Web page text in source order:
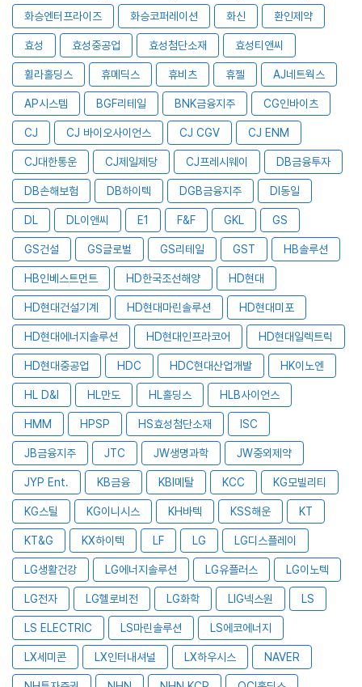
화승엔터프라이즈 화승코퍼레이션 화신 환인제약
효성 효성중공업 효성첨단소재 효성티앤씨
휠라홀딩스 휴메딕스 휴비츠 휴젤 AJ네트웍스
AP시스템 BGF리테일 BNK금융지주 CG인바이츠
CJ CJ 바이오사이언스 CJ CGV CJ ENM
CJ대한통운 CJ제일제당 CJ프레시웨이 DB금융투자
DB손해보험 DB하이텍 DGB금융지주 DI동일
DL DL이앤씨 E1 F&F GKL GS
GS건설 GS글로벌 GS리테일 GST HB솔루션
HB인베스트먼트 HD한국조선해양 HD현대
HD현대건설기계 HD현대마린솔루션 HD현대미포
HD현대에너지솔루션 HD현대인프라코어 HD현대일렉트릭
HD현대중공업 HDC HDC현대산업개발 HK이노엔
HL D&I HL만도 HL홀딩스 HLB사이언스
HMM HPSP HS효성첨단소재 ISC
JB금융지주 JTC JW생명과학 JW중외제약
JYP Ent. KB금융 KBI메탈 KCC KG모빌리티
KG스틸 KG이니시스 KH바텍 KSS해운 KT
KT&G KX하이텍 LF LG LG디스플레이
LG생활건강 LG에너지솔루션 LG유플러스 LG이노텍
LG전자 LG헬로비전 LG화학 LIG넥스원 LS
LS ELECTRIC LS마린솔루션 LS에코에너지
LX세미콘 LX인터내셔널 LX하우시스 NAVER